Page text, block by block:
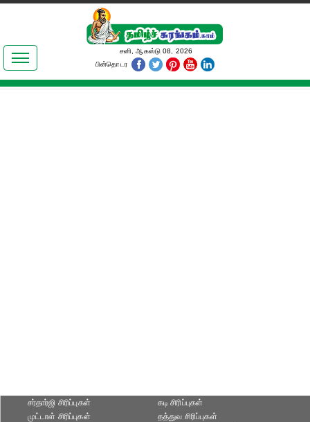
இலக்கியங்கள்
தமிழ் உலகம்
சனி, ஆகஸ்டு 08, 2026
பின்தொடர
சர்தார்ஜி சிரிப்புகள்
முட்டாள் சிரிப்புகள்
கடி சிரிப்புகள்
தத்துவ சிரிப்புகள்